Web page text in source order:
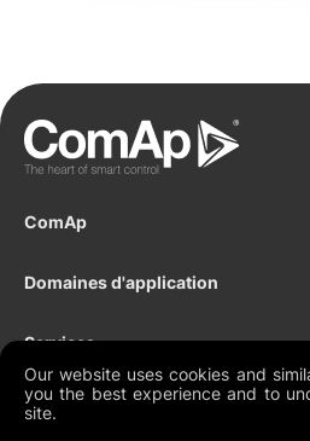
Our website uses cookies and
you the best experience and to
site.
ComAp
Domaines d'application
Services
Produits